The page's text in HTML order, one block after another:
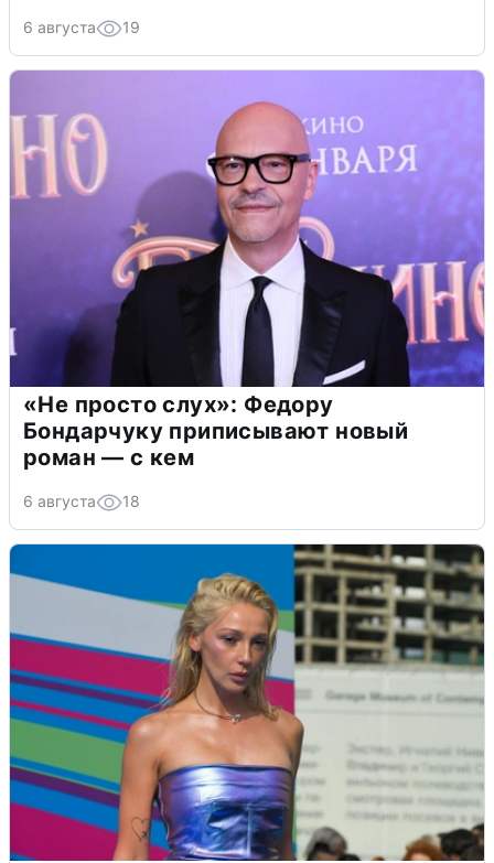
6 августа 19
«Не просто слух»: Федору
Бондарчуку приписывают новый
роман — с кем
6 августа 18